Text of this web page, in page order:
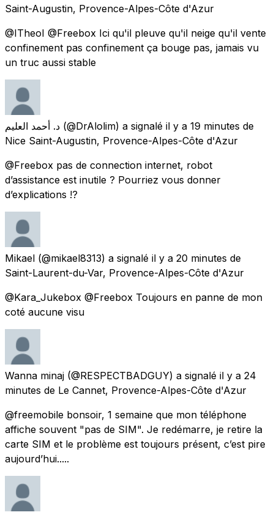
Saint-Augustin, Provence-Alpes-Côte d'Azur
@ITheoI @Freebox Ici qu'il pleuve qu'il neige qu'il vente
confinement pas confinement ça bouge pas, jamais vu
un truc aussi stable
د. أحمد العليم (@DrAlolim) a signalé il y a 19 minutes de
Nice Saint-Augustin, Provence-Alpes-Côte d'Azur
@Freebox pas de connection internet, robot
d’assistance est inutile ? Pourriez vous donner
d’explications !?
Mikael (@mikael8313) a signalé il y a 20 minutes de
Saint-Laurent-du-Var, Provence-Alpes-Côte d'Azur
@Kara_Jukebox @Freebox Toujours en panne de mon
coté aucune visu
Wanna minaj (@RESPECTBADGUY) a signalé il y a 24
minutes de Le Cannet, Provence-Alpes-Côte d'Azur
@freemobile bonsoir, 1 semaine que mon téléphone
affiche souvent "pas de SIM". Je redémarre, je retire la
carte SIM et le problème est toujours présent, c’est pire
aujourd’hui.....